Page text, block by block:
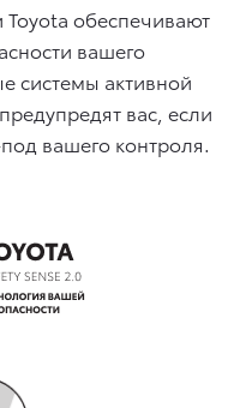
обеспечивают
вашего
системы активной
предупредят вас, если
вашего контроля.